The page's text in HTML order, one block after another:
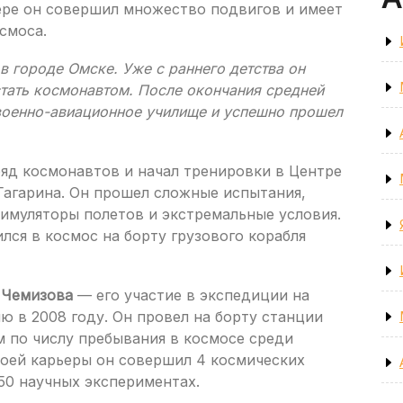
он совершил множество подвигов и имеет
городе Омске. Уже с раннего детства он
космонавтом. После окончания средней
авиационное училище и успешно прошел
космонавтов и начал тренировки в Центре
Он прошел сложные испытания,
полетов и экстремальные условия.
в космос на борту грузового корабля
— его участие в экспедиции на
2008 году. Он провел на борту станции
по числу пребывания в космосе среди
карьеры он совершил 4 космических
научных экспериментах.